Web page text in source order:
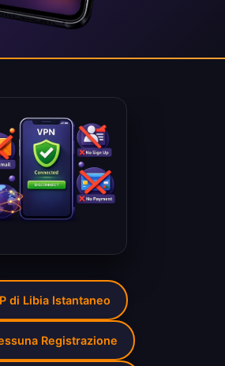
di Libia Istantaneo
Registrazione